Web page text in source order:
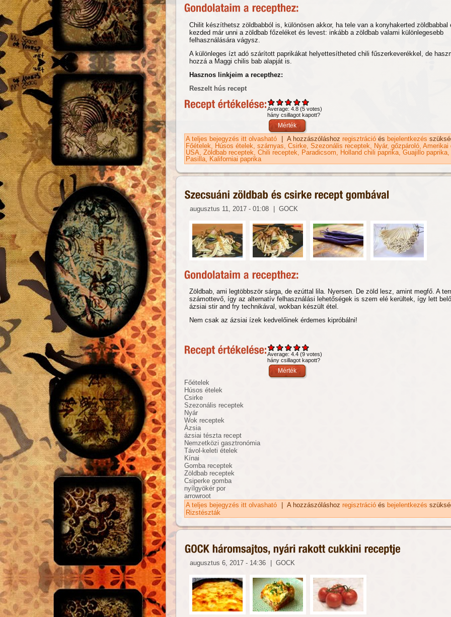
Chilit készíthetsz zöldbabból is, különösen akkor, ha tele van a konyhakerted zöldbabbal
kezded már unni a zöldbab főzeléket és levest: inkább a zöldbab valami különlegesebb
felhasználására vágysz.
A különleges ízt adó szárított paprikákat helyettesítheted chili fűszerkeverékkel, de
hozzá a Maggi chilis bab alapját is.
Hasznos linkjeim a recepthez:
Reszelt hús recept
Average: 4.8 (5 votes)
hány csillagot kapott?
A teljes bejegyzés itt olvasható Zöldbab chili recept madársalátával tartalommal
A hozzászóláshoz regisztráció és bejelentkezés
Főételek
Húsos ételek szárnyas Csirke Szezonális receptek Nyár gőzpároló Amerikai
USA Zöldbab receptek Chili receptek Paradicsom Holland chili paprika Guajillo paprika
Pasilla
Kaliforniai paprika
augusztus 11, 2017 - 01:08 GOCK
Zöldbab, ami legtöbbször sárga, de ezúttal lila. Nyersen. De zöld lesz, amint megfő. A
számottevő, így az alternatív felhasználási lehetőségek is szem elé kerültek, így lett
ázsiai stir and fry technikával, wokban készült étel.
Nem csak az ázsiai ízek kedvelőinek érdemes kipróbálni!
Average: 4.4 (9 votes)
hány csillagot kapott?
Főételek
Húsos ételek
Csirke
Szezonális receptek
Nyár
Wok receptek
Ázsia
ázsiai tészta recept
Nemzetközi gasztronómia
Távol-keleti ételek
Kínai
Gomba receptek
Zöldbab receptek
Csiperke gomba
nyílgyökér por
arrowroot
A teljes bejegyzés itt olvasható
Szecsuáni zöldbab és csirke recept gombával tartalommal
A hozzászóláshoz regisztráció és bejelentkezés
Rizstészták
augusztus 6, 2017 - 14:36 | GOCK